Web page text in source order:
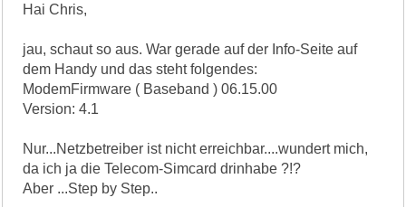
Hai Chris,
jau, schaut so aus. War gerade auf der Info-Seite auf
dem Handy und das steht folgendes:
ModemFirmware ( Baseband ) 06.15.00
Version: 4.1
Nur...Netzbetreiber ist nicht erreichbar....wundert mich,
da ich ja die Telecom-Simcard drinhabe ?!?
Aber ...Step by Step..